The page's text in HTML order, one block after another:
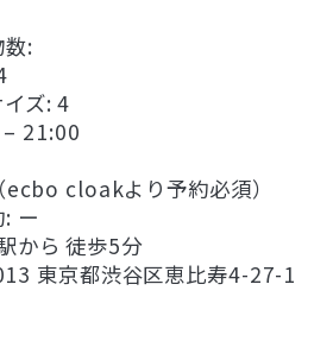
数:
ズ: 4
– 21:00
ecbo cloakより予約必須）
ー
から 徒歩5分
東京都渋谷区恵比寿4-27-1